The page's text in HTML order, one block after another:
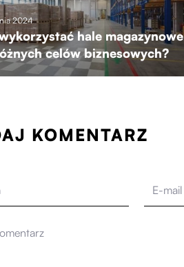
2024
hale magazynowe
celów biznesowych?
KOMENTARZ